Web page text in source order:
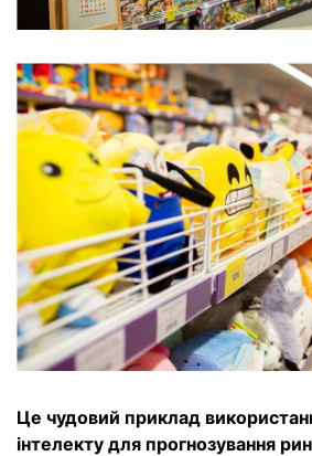
Це чудовий приклад
інтелекту для прогнозування